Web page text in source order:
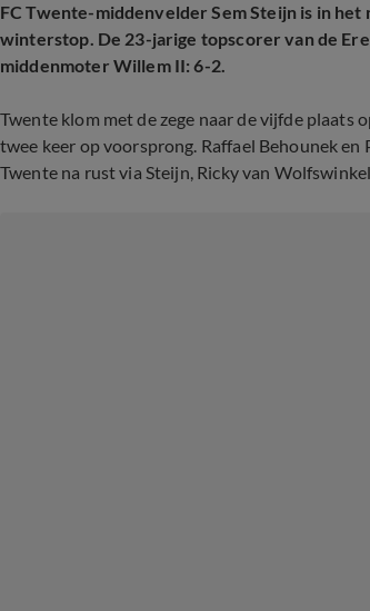
FC Twente-middenvelder Sem Steijn is in
winterstop. De 23-jarige topscorer van de
middenmoter Willem II: 6-2.
Twente klom met de zege naar de vijfde plaats
twee keer op voorsprong. Raffael Behounek
Twente na rust via Steijn, Ricky van